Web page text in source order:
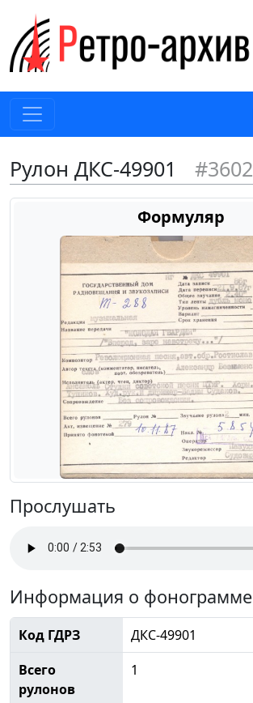
Рулон ДКС-49901 #3602
Формуляр
Прослушать
Информация о фонограмме
Код ГДРЗ
ДКС-49901
Всего
рулонов
1